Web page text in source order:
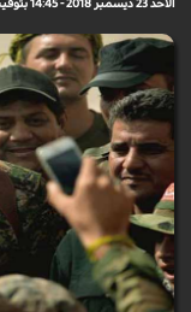
الأحد 23 ديسمبر 2018 - 14:45 بتوقيت مكة